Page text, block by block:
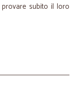
subito il loro